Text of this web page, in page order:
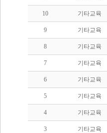
10 기타교육
9 기타교육
8 기타교육
7 기타교육
6 기타교육
5 기타교육
4 기타교육
3 기타교육